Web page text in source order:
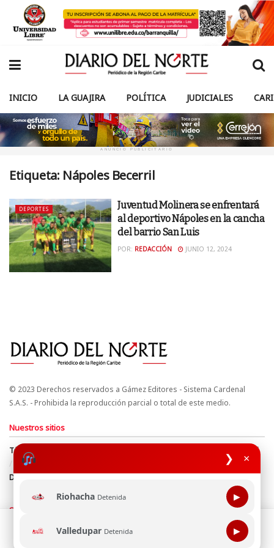
❯ ×
Riohacha Detenida ▶
Valledupar Detenida ▶
INICIO LA GUAJIRA POLÍTICA JUDICIALES
ANUNCIO PUBLICITARIO
Etiqueta: Nápoles Becerril
DEPORTES
Juventud Molinera se enfrentará
al deportivo Nápoles en la cancha
del barrio San Luis
POR: REDACCIÓN JUNIO 12, 2024
© 2023 Derechos reservados a Gámez Editores - Sistema Cardenal
S.A.S. - Prohibida la reproducción parcial o total de este medio.
Nuestros sitios
Términos y Condiciones
Derechos de Autor y Propiedad Intelectual
Política de uso de cookies
Política de Tratamiento de Datos
Directrices Editoriales
Síguenos
Esta página web usa cookie para mejorar tu experiencia de
navegación, al continuar aceptas nuestra política de uso de